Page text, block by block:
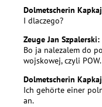
Dolmetscherin
I dlaczego?
Zeuge Jan Szpalerski:
Bo ja nalezalem do
wojskowej, czyli POW.
Dolmetscherin
Ich gehörte einer
an.